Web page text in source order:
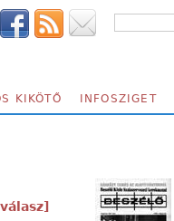
KIKÖTŐ INFOSZIGET